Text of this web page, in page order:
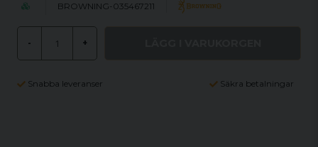
BROWNING-035467211
- +
Snabba leveranser Säkra betalningar